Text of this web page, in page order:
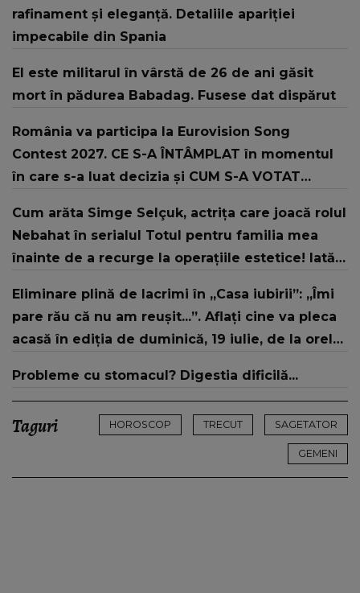
rafinament și eleganță. Detaliile apariției
impecabile din Spania
El este militarul în vârstă de 26 de ani găsit
mort în pădurea Babadag. Fusese dat dispărut
România va participa la Eurovision Song
Contest 2027. CE S-A ÎNTÂMPLAT în momentul
în care s-a luat decizia și CUM S-A VOTAT
strategic de..."
Cum arăta Simge Selçuk, actrița care joacă rolul
Nebahat în serialul Totul pentru familia mea
înainte de a recurge la operațiile estetice! Iată
„Tinerețe rebelă”
Eliminare plină de lacrimi în „Casa iubirii”: „Îmi
pare rău că nu am reușit...”. Aflați cine va pleca
acasă în ediția de duminică, 19 iulie, de la orele
Probleme cu stomacul? Digestia dificilă...
Taguri HOROSCOP TRECUT SAGETATOR
GEMENI